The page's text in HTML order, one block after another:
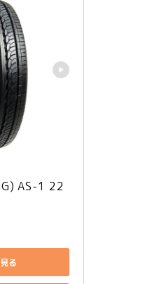
AS-1 22
る